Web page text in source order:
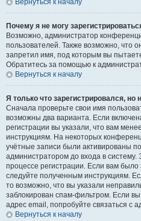
Вернуться к началу
Почему я не могу
Возможно, администратор
пользователей. Также возможно, что
запретил имя, под которым вы
Обратитесь за помощью к
Вернуться к началу
Я только что зарегистрировался, но
Сначала проверьте свои имя
возможны два варианта. Если
регистрации вы указали, что вам
инструкциям. На некоторых
учётные записи были активированы
администратором до входа в
процессе регистрации. Если вам
следуйте полученным инструкциям.
то возможно, что вы указали
заблокирован спам-фильтром. Если
адрес email, попробуйте связаться с
Вернуться к началу